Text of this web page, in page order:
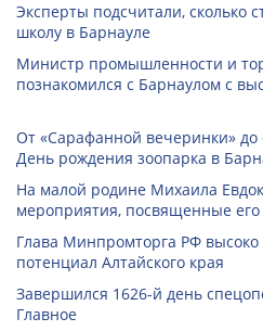
Эксперты подсчитали, сколько
школу в Барнауле
Министр промышленности и
познакомился с Барнаулом с
От «Сарафанной вечеринки» до
День рождения зоопарка в
На малой родине Михаила
мероприятия, посвященные
Глава Минпромторга РФ
потенциал Алтайского края
Завершился 1626-й день
Главное